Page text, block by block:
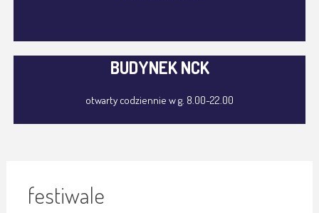
BUDYNEK NCK
otwarty codziennie w g. 8.00-22.00
festiwale